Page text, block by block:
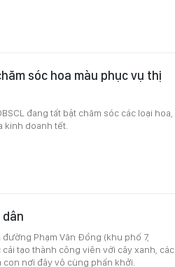
sóc hoa màu phục vụ thị
đang tất bật chăm sóc các loại hoa,
kinh doanh tết.
Phạm Văn Đồng (khu phố 7,
tạo thành công viên với cây xanh, các
nơi đây vô cùng phấn khởi.